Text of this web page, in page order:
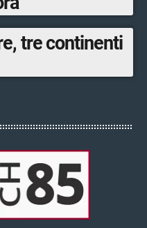
tre continenti